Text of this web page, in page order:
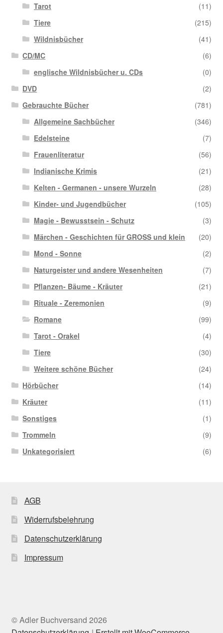
Tarot
(11)
Tiere
(215)
Wildnisbücher
(41)
CD/MC
(6)
englische Wildnisbücher u. CDs
(0)
DVD
(2)
Gebrauchte Bücher
(781)
Allgemeine Sachbücher
(346)
Edelsteine
(7)
Frauenliteratur
(56)
Indianische Krimis
(21)
Kelten - Germanen - unsere Wurzeln
(28)
Kinder- und Jugendbücher
(105)
Magie - Bewusstsein - Schutz
(3)
Märchen - Geschichten für GROSS und klein
(20)
Mond - Sonne
(2)
Naturgeister und andere Wesenheiten
(7)
Pflanzen- Bäume - Kräuter
(21)
Rituale - Zeremonien
(9)
Romane
(99)
Tarot - Orakel
(4)
Tiere
(30)
Weitere schöne Bücher
(24)
Hörbücher
(14)
Kräuter
(11)
Sonstiges
(1)
Trommeln
(9)
Unkategorisiert
(6)
AGB
Widerrufsbelehrung
Datenschutzerklärung
Impressum
© Adler Buchversand 2026